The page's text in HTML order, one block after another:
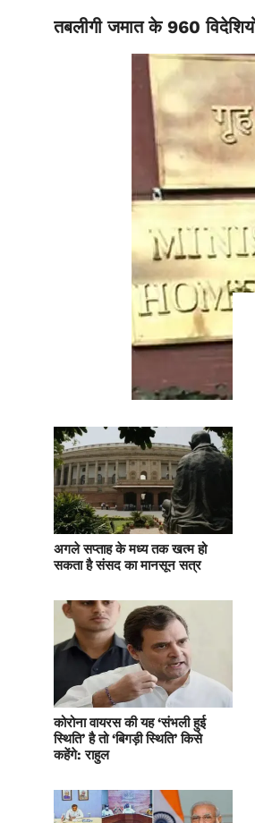
तबलीगी जमात के 960
अगले सप्ताह के मध्य तक खत्म हो
सकता है संसद का मानसून सत्र
कोरोना वायरस की यह ‘संभली हुई
स्थिति’ है तो ‘बिगड़ी स्थिति’ किसे
कहेंगे: राहुल